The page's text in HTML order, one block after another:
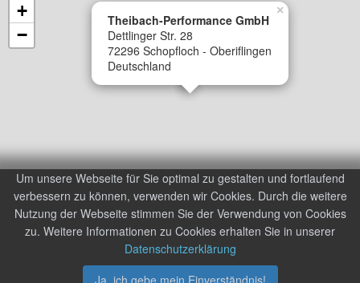
Theibach-Performance GmbH
Dettlinger Str. 28
72296 Schopfloch - Oberiflingen
Deutschland
×
+
−
Powered by Leaflet,© OpenStreetMap contributors
© 2000-2026 Theibach-Performance GmbH
AGB und Kundeninformationen |Datenschutzerklärung
Um unsere Webseite für Sie optimal zu gestalten und fortlaufend
verbessern zu können, verwenden wir Cookies. Durch die weitere
Nutzung der Webseite stimmen Sie der Verwendung von Cookies
zu. Weitere Informationen zu Cookies erhalten Sie in unserer
Datenschutzerklärung
Ja, ich gebe mein Einverständnis!